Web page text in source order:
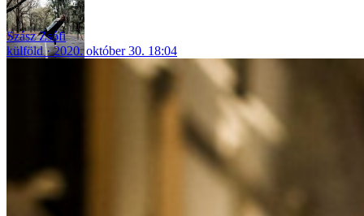
Szász Zsófi
külföld
2020. október 30. 18:04